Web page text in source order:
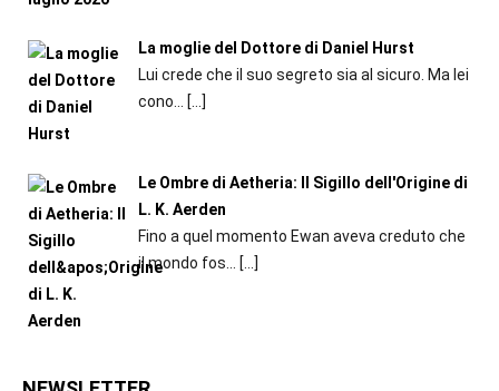
La moglie del Dottore di Daniel Hurst
Lui crede che il suo segreto sia al sicuro. Ma lei
cono... […]
Le Ombre di Aetheria: Il Sigillo dell'Origine di
L. K. Aerden
Fino a quel momento Ewan aveva creduto che
il mondo fos...
[…]